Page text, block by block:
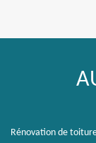
Rénovation de